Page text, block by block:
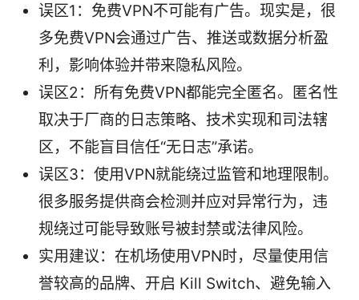
误区1：免费VPN不可能有广告。现实是，很
多免费VPN会通过广告、推送或数据分析盈
利，影响体验并带来隐私风险。
误区2：所有免费VPN都能完全匿名。匿名性
取决于厂商的日志策略、技术实现和司法辖
区，不能盲目信任“无日志”承诺。
误区3：使用VPN就能绕过监管和地理限制。
很多服务提供商会检测并应对异常行为，违
规绕过可能导致账号被封禁或法律风险。
实用建议：在机场使用VPN时，尽量使用信
誉较高的品牌、开启 Kill Switch、避免输入